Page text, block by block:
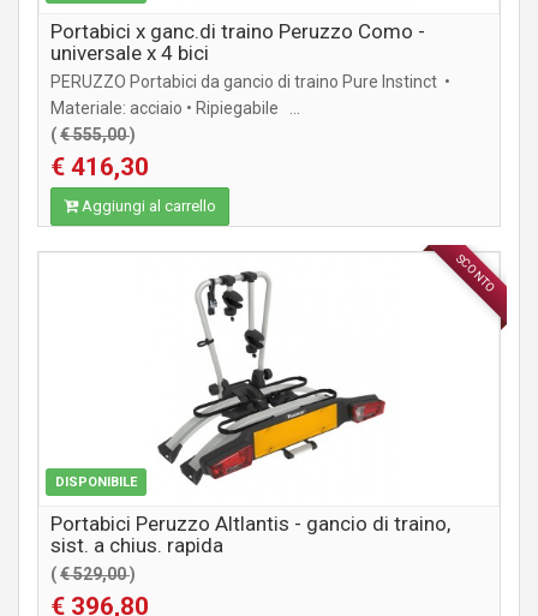
Portabici x ganc.di traino Peruzzo Como -
universale x 4 bici
PERUZZO Portabici da gancio di traino Pure Instinct •
Materiale: acciaio • Ripiegabile ...
(€ 555,00)
€ 416,30
Aggiungi al carrello
SCONTO
DISPONIBILE
ACCESSORI
Portabici Peruzzo Altlantis - gancio di traino,
sist. a chius. rapida
(€ 529,00)
€ 396,80